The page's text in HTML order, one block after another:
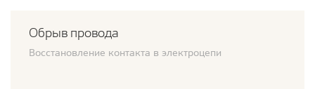
Обрыв провода
Восстановление контакта в электроцепи